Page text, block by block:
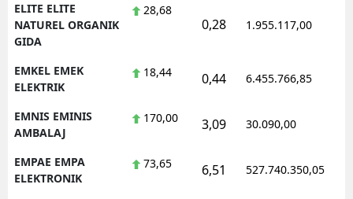
ELITE ELITE
NATUREL ORGANIK
GIDA
28,68
0,28 1.955.117,00
EMKEL EMEK
ELEKTRIK
18,44 0,44 6.455.766,85
EMNIS EMINIS
AMBALAJ
170,00 3,09 30.090,00
EMPAE EMPA
ELEKTRONIK
73,65 6,51 527.740.350,05